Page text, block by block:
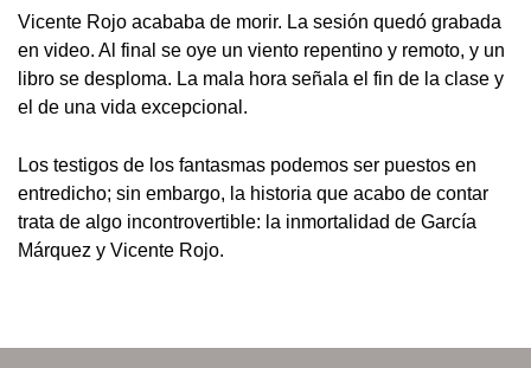
Vicente Rojo acababa de morir. La sesión quedó grabada
en video. Al final se oye un viento repentino y remoto, y un
libro se desploma. La mala hora señala el fin de la clase y
el de una vida excepcional.
Los testigos de los fantasmas podemos ser puestos en
entredicho; sin embargo, la historia que acabo de contar
trata de algo incontrovertible: la inmortalidad de García
Márquez y Vicente Rojo.